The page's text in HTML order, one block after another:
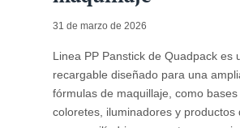
31 de marzo de 2026
Linea PP Panstick de Quadpack es
recargable diseñado para una
fórmulas de maquillaje, como bases
coloretes, iluminadores y productos